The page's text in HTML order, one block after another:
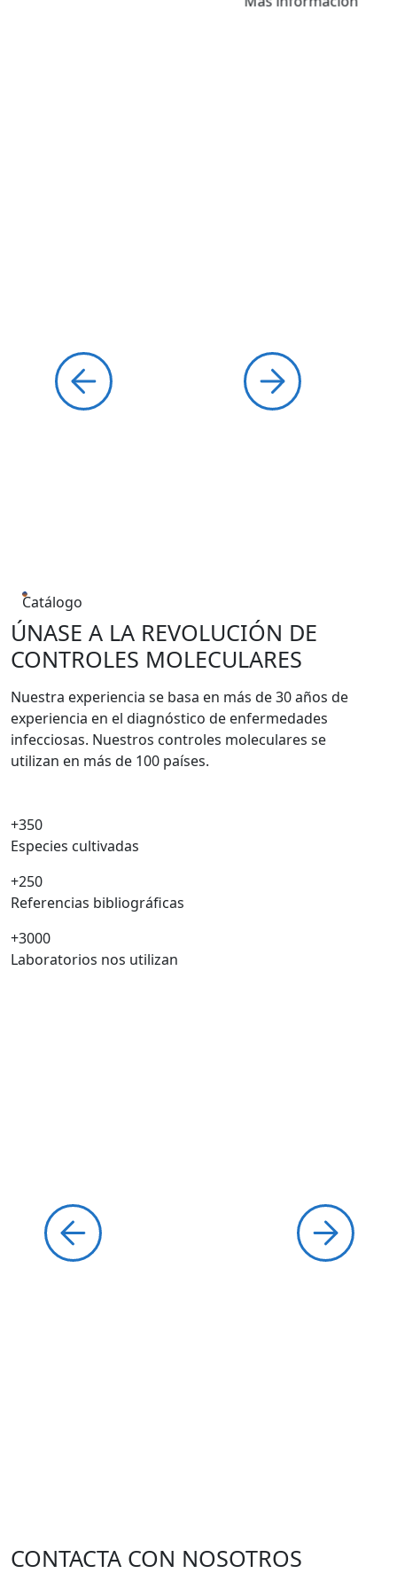
Catálogo
ÚNASE A LA REVOLUCIÓN DE
CONTROLES MOLECULARES
Nuestra experiencia se basa en más de 30 años de
experiencia en el diagnóstico de enfermedades
infecciosas. Nuestros controles moleculares se
utilizan en más de 100 países.
+350
Especies cultivadas
+250
Referencias bibliográficas
+3000
Laboratorios nos utilizan
CONTACTA CON NOSOTROS